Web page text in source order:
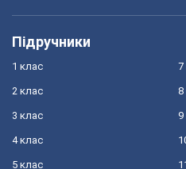
Підручники
1 клас
2 клас
3 клас
4 клас
5 клас
7
8
9